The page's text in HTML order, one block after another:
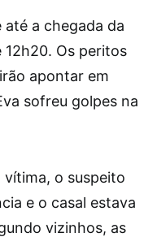
até a chegada da
Os peritos
apontar em
sofreu golpes na
o suspeito
e o casal estava
vizinhos, as